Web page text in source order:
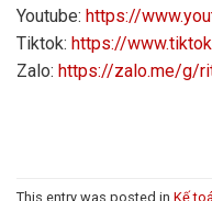
Youtube: https://
Tiktok: https://
Zalo: https://zalo.me/g/
This entry was posted in Kế